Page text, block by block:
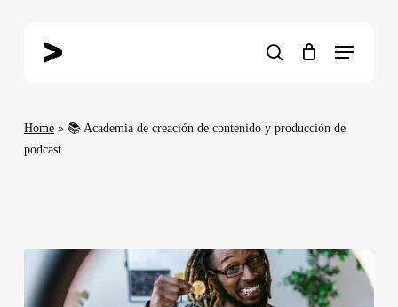
search
Menu
Home» 📚 Academia de creación de contenido y producción de
podcast